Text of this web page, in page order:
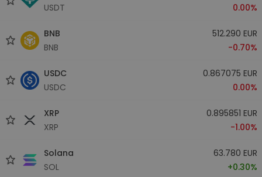
USDT
0.00%
BNB
BNB
512.290 EUR
-0.70%
USDC
USDC
0.867075 EUR
0.00%
XRP
XRP
0.895851 EUR
-1.00%
Solana
SOL
63.780 EUR
+0.30%